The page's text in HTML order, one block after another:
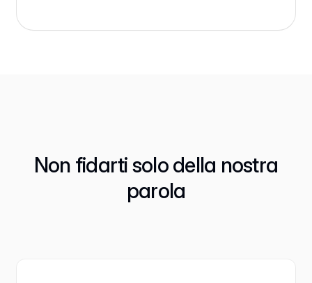
Non fidarti solo della nostra
parola